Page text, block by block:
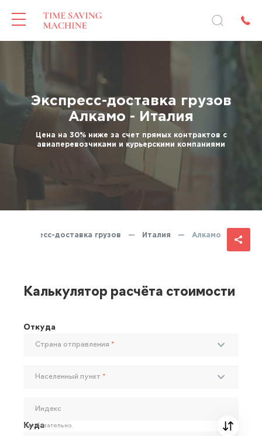
Экспресс-доставка грузов
Алкамо - Италия
Цена на 30% ниже за счет прямых контрактов с
авиаперевозчиками и курьерскими компаниями
Экспресс-доставка грузов — Италия — Алкамо
Калькулятор расчёта стоимости
Откуда
Страна отправления *
Населенный пункт *
Индекс
Необязательно
Куда